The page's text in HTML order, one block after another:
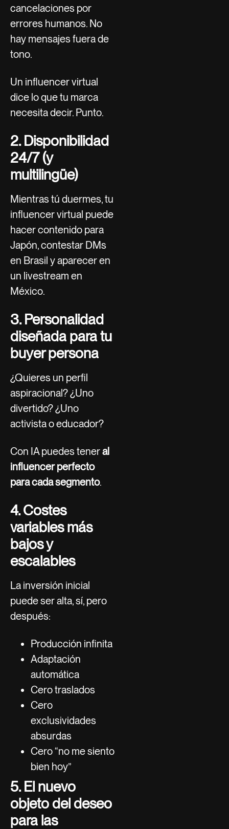
cancelaciones por
errores humanos. No
hay mensajes fuera de
tono.
Un influencer virtual
dice lo que tu marca
necesita decir. Punto.
2. Disponibilidad
24/7 (y
multilingüe)
Mientras tú duermes, tu
influencer virtual puede
hacer contenido para
Japón, contestar DMs
en Brasil y aparecer en
un livestream en
México.
3. Personalidad
diseñada para tu
buyer persona
¿Quieres un perfil
aspiracional? ¿Uno
divertido? ¿Uno
activista o educador?
Con IA puedes teneral
influencer perfecto
para cada segmento.
4. Costes
variables más
bajos y
escalables
La inversión inicial
puede ser alta, sí, pero
después:
Producción infinita
Adaptación
automática
Cero traslados
Cero
exclusividades
absurdas
Cero “no me siento
bien hoy”
5. El nuevo
objeto del deseo
para las